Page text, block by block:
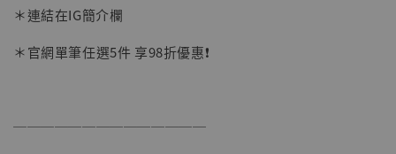
子彈飛 鵝城縣長 張麻子 [BK01]
＊連結在IG簡介欄
＊官網單筆任選5件 享98折優惠❗️
──────────────